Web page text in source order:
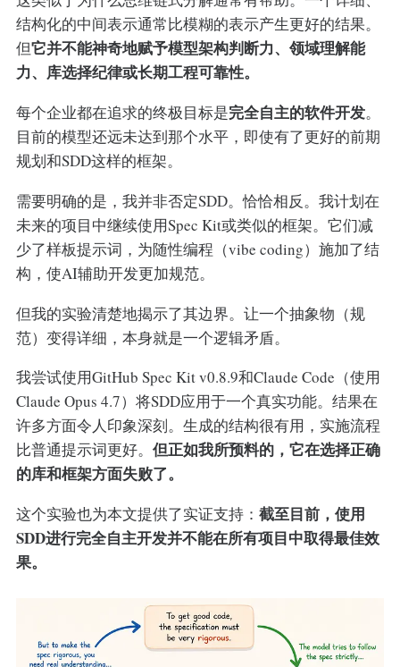
结构化的中间表示通常比模糊的表示产生更好的结果。
但它并不能神奇地赋予模型架构判断力、领域理解能
力、库选择纪律或长期工程可靠性。
每个企业都在追求的终极目标是完全自主的软件开发。
目前的模型还远未达到那个水平，即使有了更好的前期
规划和SDD这样的框架。
需要明确的是，我并非否定SDD。恰恰相反。我计划在
未来的项目中继续使用Spec Kit或类似的框架。它们减
少了样板提示词，为随性编程（vibe coding）施加了结
构，使AI辅助开发更加规范。
但我的实验清楚地揭示了其边界。让一个抽象物（规
范）变得详细，本身就是一个逻辑矛盾。
我尝试使用GitHub Spec Kit v0.8.9和Claude Code（使用
Claude Opus 4.7）将SDD应用于一个真实功能。结果在
许多方面令人印象深刻。生成的结构很有用，实施流程
比普通提示词更好。 但正如我所预料的，它在选择正确
的库和框架方面失败了。
这个实验也为本文提供了实证支持： 截至目前，使用
SDD进行完全自主开发并不能在所有项目中取得最佳效
果。